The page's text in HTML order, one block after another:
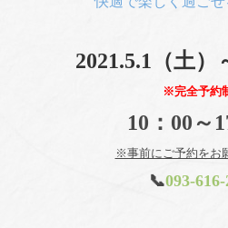
2021.5.1（土）
※完全予約
10：00～
※事前にご予約をお
📞093-